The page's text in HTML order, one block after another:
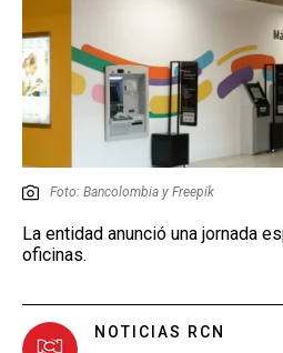
Foto: Bancolombia y Freepik
La entidad anunció una jornada
oficinas.
NOTICIAS RCN